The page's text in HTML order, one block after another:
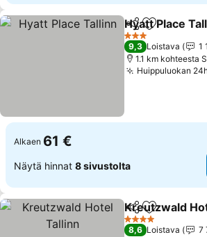
Jaa Lisää
Hyatt Place
3 Tähtiluokitus
9,3 Loistava
1
1.1 km kohteesta
Huippuluokan
Alkaen 61 €
Näytä hinnat 8 sivustolta
Jaa Lisää
Kreutzwald
4 Tähtiluokitus
8,6 Loistava
7